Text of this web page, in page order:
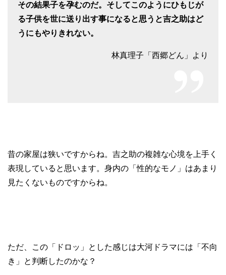
その結果子を孕むのだ。そしてこのようにひもじが
る子供を世に送り出す事になると思うと吉之助はど
うにもやりきれない。
林真理子「西郷どん」より
昔の家屋は狭いですからね。吉之助の複雑な心境を上手く
表現していると思います。身内の「性的なモノ」はあまり
見たくないものですからね。
ただ、この「ドロッ」とした感じは大河ドラマには「不向
き」と判断したのかな？